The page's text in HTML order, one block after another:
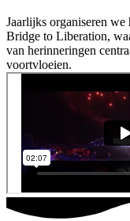
Jaarlijks organiseren
Bridge to Liberation,
van herinneringen
voortvloeien.